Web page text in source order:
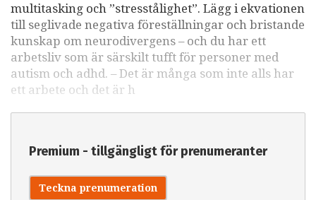
multitasking och ”stresstålighet”. Lägg i ekvationen
till seglivade negativa föreställningar och bristande
kunskap om neurodivergens – och du har ett
arbetsliv som är särskilt tufft för personer med
autism och adhd. – Det är många som inte alls har
ett arbete och det är h
Premium - tillgängligt för prenumeranter
Teckna prenumeration